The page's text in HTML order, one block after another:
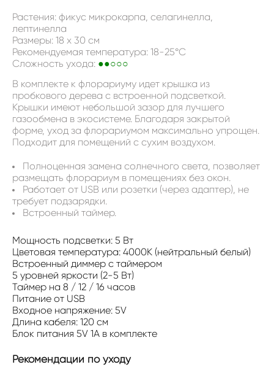
Растения: фикус микрокарпа, селагинелла,
лептинелла
Размеры: 18 x 30 см
​Рекомендуемая температура: 18-25°C
Сложность ухода: ●●○○○
В комплекте к флорариуму идет крышка из
пробкового дерева с встроенной подсветкой.
Крышки имеют небольшой зазор для лучшего
газообмена в экосистеме. Благодаря закрытой
форме, уход за флорариумом максимально упрощен.
Подходит для помещений с сухим воздухом.
Полноценная замена солнечного света, позволяет
размещать флорариум в помещениях без окон.
Работает от USB или розетки (через адаптер), не
требует подзарядки.
Встроенный таймер.
Мощность подсветки: 5 Вт
Цветовая температура: 4000К (нейтральный белый)
Встроенный диммер с таймером
5 уровней яркости (2-5 Вт)
Таймер на 8 / 12 / 16 часов
Питание от USB
Входное напряжение: 5V
Длина кабеля: 120 см
Блок питания 5V 1A в комплекте
Рекомендации по уходу